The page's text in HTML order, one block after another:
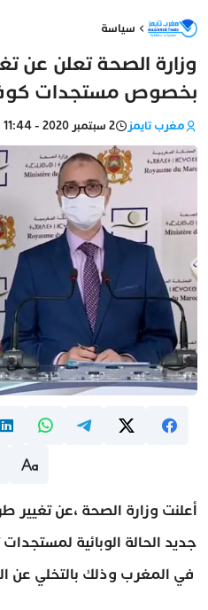
سياسة
وزارة الصحة تعلن عن
بخصوص مستجدات
مغرب تايمز 2 سبتمبر 2020 - 11:44
أعلنت وزارة الصحة ،عن تغيير
جديد الحالة الوبائية
في المغرب وذلك بالتخلي عن